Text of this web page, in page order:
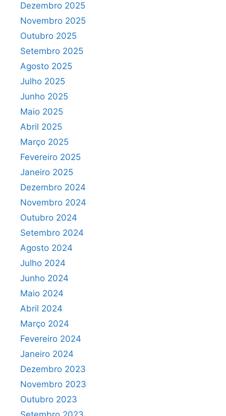
Dezembro 2025
Novembro 2025
Outubro 2025
Setembro 2025
Agosto 2025
Julho 2025
Junho 2025
Maio 2025
Abril 2025
Março 2025
Fevereiro 2025
Janeiro 2025
Dezembro 2024
Novembro 2024
Outubro 2024
Setembro 2024
Agosto 2024
Julho 2024
Junho 2024
Maio 2024
Abril 2024
Março 2024
Fevereiro 2024
Janeiro 2024
Dezembro 2023
Novembro 2023
Outubro 2023